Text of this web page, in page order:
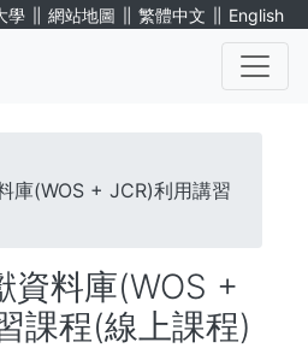
學 ∥ 網站地圖 ∥ 繁體中文 ∥ English
庫(WOS + JCR)利用講習
資料庫(WOS +
課程(線上課程)